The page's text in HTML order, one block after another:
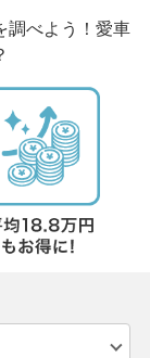
調べよう！愛車